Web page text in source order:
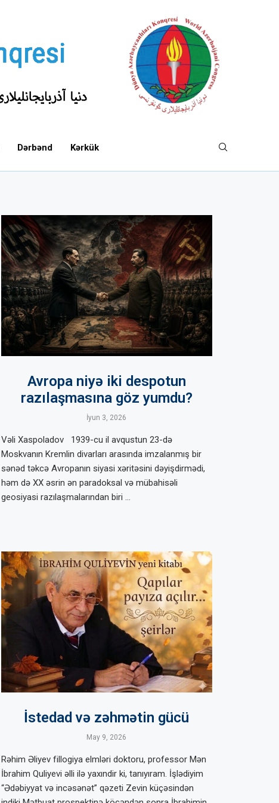
Dərbənd Kərkük
Avropa niyə iki despotun
razılaşmasına göz yumdu?
İyun 3, 2026
Vəli Xaspoladov 1939-cu il avqustun 23-də
Moskvanın Kremlin divarları arasında imzalanmış bir
sənəd təkcə Avropanın siyasi xəritəsini dəyişdirmədi,
həm də XX əsrin ən paradoksal və mübahisəli
geosiyasi razılaşmalarından biri …
İstedad və zəhmətin gücü
May 9, 2026
Rəhim Əliyev fillogiya elmləri doktoru, professor Mən
İbrahim Quliyevi əlli ilə yaxındir ki, tanıyıram. İşlədiyim
“Ədəbiyyat və incəsənət” qəzeti Zevin küçəsindən